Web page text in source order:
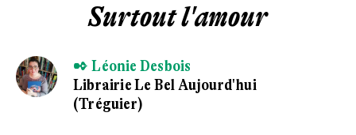
Surtout l'amour
✒ Léonie Desbois
Librairie Le Bel Aujourd'hui
(Tréguier)